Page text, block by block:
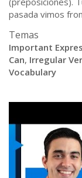
pasada vimos
Temas
Important
Can, Irregular
Vocabulary